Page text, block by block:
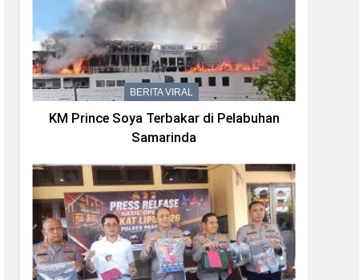
BERITA VIRAL
KM Prince Soya Terbakar di Pelabuhan
Samarinda